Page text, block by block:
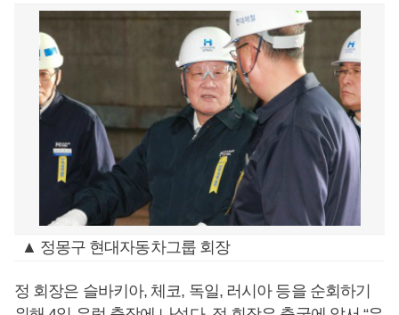
▲ 정몽구 현대자동차그룹 회장
정 회장은 슬바키아, 체코, 독일, 러시아 등을 순회하기